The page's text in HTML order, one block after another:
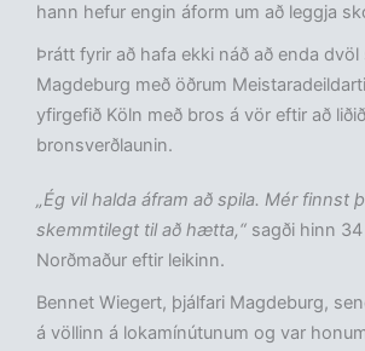
hann hefur engin áform um að leggja
Þrátt fyrir að hafa ekki náð að enda dvöl
Magdeburg með öðrum
yfirgefið Köln með bros á vör eftir að
bronsverðlaunin.
„Ég vil halda áfram að spila. Mér finnst
skemmtilegt til að hætta,“ sagði hinn
Norðmaður eftir leikinn.
Bennet Wiegert, þjálfari Magdeburg,
á völlinn á lokamínútunum og var